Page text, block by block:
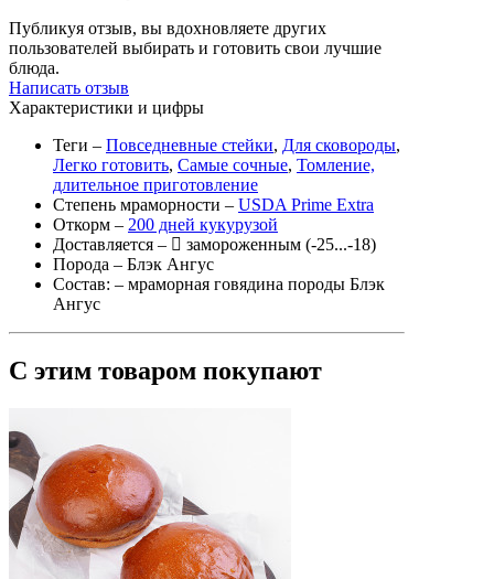
Публикуя отзыв, вы вдохновляете других
пользователей выбирать и готовить свои лучшие
блюда.
Написать отзыв
Характеристики и цифры
Теги – Повседневные стейки, Для сковороды,
Легко готовить, Самые сочные, Томление,
длительное приготовление
Степень мраморности – USDA Prime Extra
Откорм – 200 дней кукурузой
Доставляется –
замороженным (-25...-18)
Порода – Блэк Ангус
Состав: – мраморная говядина породы Блэк
Ангус
С этим товаром покупают